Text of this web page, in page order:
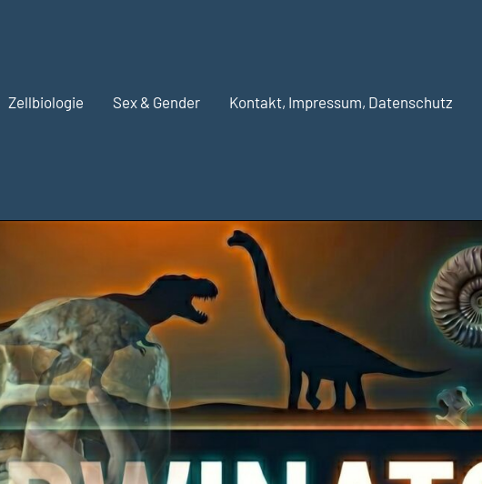
Zellbiologie Sex & Gender Kontakt, Impressum, Datenschutz